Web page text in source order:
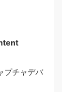
プチャデバ